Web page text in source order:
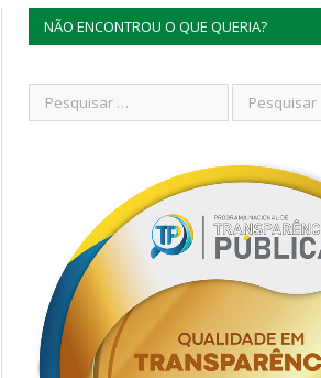
NÃO ENCONTROU O QUE QUERIA?